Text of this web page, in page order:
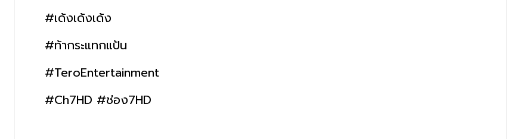
#เด้งเด้งเด้ง
#ท้ากระแทกแป้น
#TeroEntertainment
#Ch7HD #ช่อง7HD